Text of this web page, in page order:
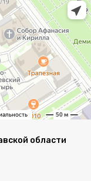
области